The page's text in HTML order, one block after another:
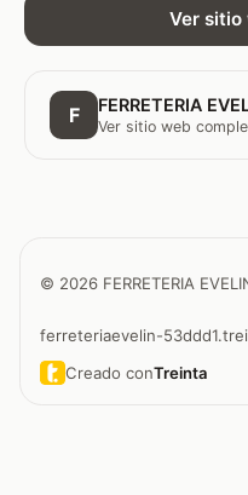
Ver sitio
F FERRETERIA
Ver sitio web
© 2026 FERRETERIA
ferreteriaevelin-
Creado conTreinta